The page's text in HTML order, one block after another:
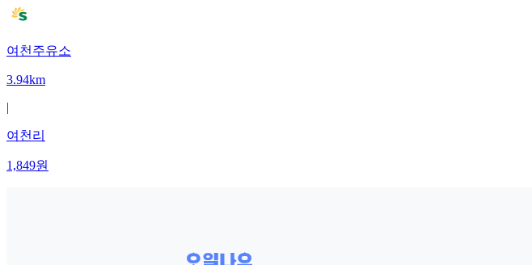
여천주유소
3.94km
|
여천리
1,849원